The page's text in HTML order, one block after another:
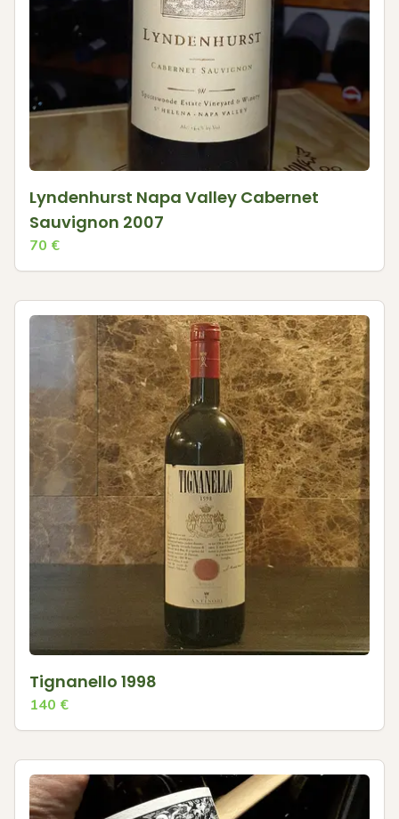
Lyndenhurst Napa Valley Cabernet
Sauvignon 2007
70 €
Tignanello 1998
140 €